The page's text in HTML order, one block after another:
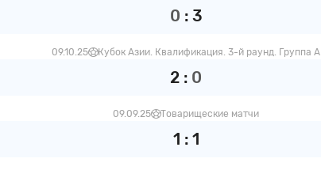
0 : 3
09.10.25 Кубок Азии. Квалификация. 3-й раунд. Группа A
2 : 0
09.09.25 Товарищеские матчи
1 : 1